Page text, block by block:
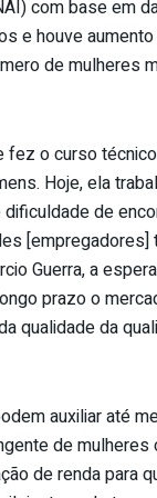
com base em
e houve
de mulheres
fez o curso
Hoje, ela
de
Guerra, a
prazo o
qualidade da
auxiliar até
de
de renda para